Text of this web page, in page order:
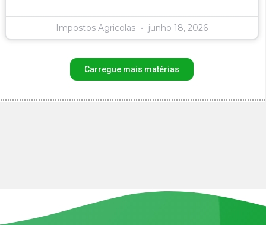
Impostos Agricolas junho 18, 2026
Carregue mais matérias